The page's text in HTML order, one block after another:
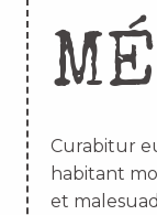
Curabitur
habitant
et